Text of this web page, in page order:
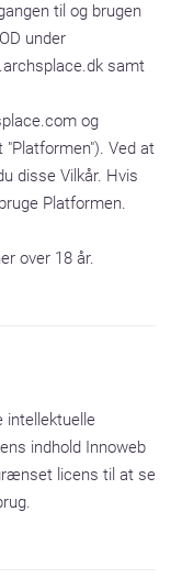
til og brugen
under
samt
og
Ved at
disse Vilkår. Hvis
Platformen.
over 18 år.
intellektuelle
indhold Innoweb
licens til at se